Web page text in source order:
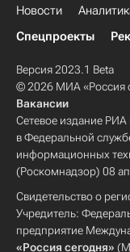
Новости
Спецпроекты
Версия 2023.1 Beta
© 2026 МИА «Россия
Вакансии
Сетевое издание РИА
в Федеральной
информационных
(Роскомнадзор) 08
Свидетельство о
Учредитель:
предприятие
«Россия сегодня»